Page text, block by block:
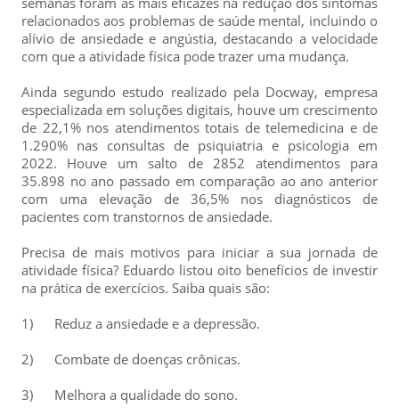
relacionados aos problemas de saúde mental, incluindo o
alívio de ansiedade e angústia, destacando a velocidade
com que a atividade física pode trazer uma mudança.
Ainda segundo estudo realizado pela Docway, empresa
especializada em soluções digitais, houve um crescimento
de 22,1% nos atendimentos totais de telemedicina e de
1.290% nas consultas de psiquiatria e psicologia em
2022. Houve um salto de 2852 atendimentos para
35.898 no ano passado em comparação ao ano anterior
com uma elevação de 36,5% nos diagnósticos de
pacientes com transtornos de ansiedade.
Precisa de mais motivos para iniciar a sua jornada de
atividade física? Eduardo listou oito benefícios de investir
na prática de exercícios. Saiba quais são:
1) Reduz a ansiedade e a depressão.
2) Combate de doenças crônicas.
3) Melhora a qualidade do sono.